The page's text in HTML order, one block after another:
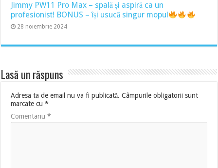
Jimmy PW11 Pro Max – spală și aspiră ca un
profesionist! BONUS – își usucă singur mopul
28 noiembrie 2024
Lasă un răspuns
Adresa ta de email nu va fi publicată. Câmpurile obligatorii sunt
marcate cu*
Comentariu*